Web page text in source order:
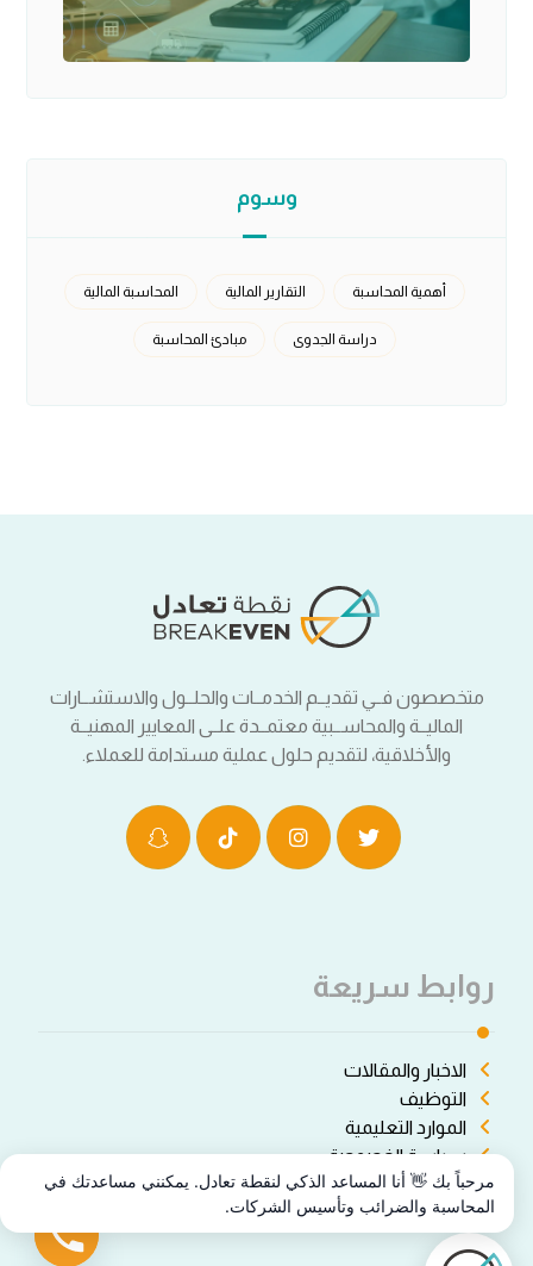
وسوم
أهمية المحاسبة التقارير المالية المحاسبة المالية
دراسة الجدوى مبادئ المحاسبة
متخصصون فــي تقديــم الخدمــات والحلــول والاستشــارات
الماليــة والمحاســبية معتمــدة علــى المعايير المهنيــة
والأخلاقية، لتقديم حلول عملية مستدامة للعملاء.
روابط سريعة
الاخبار والمقالات
التوظيف
الموارد التعليمية
سياسة الخصوصة
شروط الاستخدام
مرحباً بك 👋 أنا المساعد الذكي لنقطة تعادل. يمكنني مساعدتك في
المحاسبة والضرائب وتأسيس الشركات.